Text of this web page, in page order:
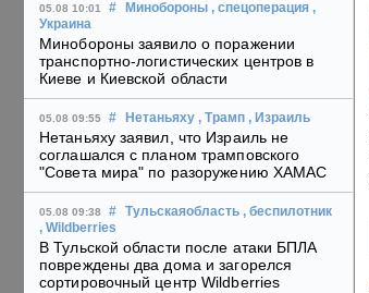
05.08 10:01 # Минобороны , спецоперация ,
Украина
Минобороны заявило о поражении
транспортно-логистических центров в
Киеве и Киевской области
05.08 09:55 # Нетаньяху , Трамп , Израиль
Нетаньяху заявил, что Израиль не
соглашался с планом трамповского
"Совета мира" по разоружению ХАМАС
05.08 09:38 # Тульскаяобласть , беспилотник
, Wildberries
В Тульской области после атаки БПЛА
повреждены два дома и загорелся
сортировочный центр Wildberries